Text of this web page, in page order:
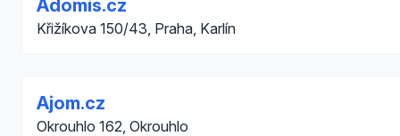
Adomis.cz
Křižíkova 150/43, Praha, Karlín
Ajom.cz
Okrouhlo 162, Okrouhlo